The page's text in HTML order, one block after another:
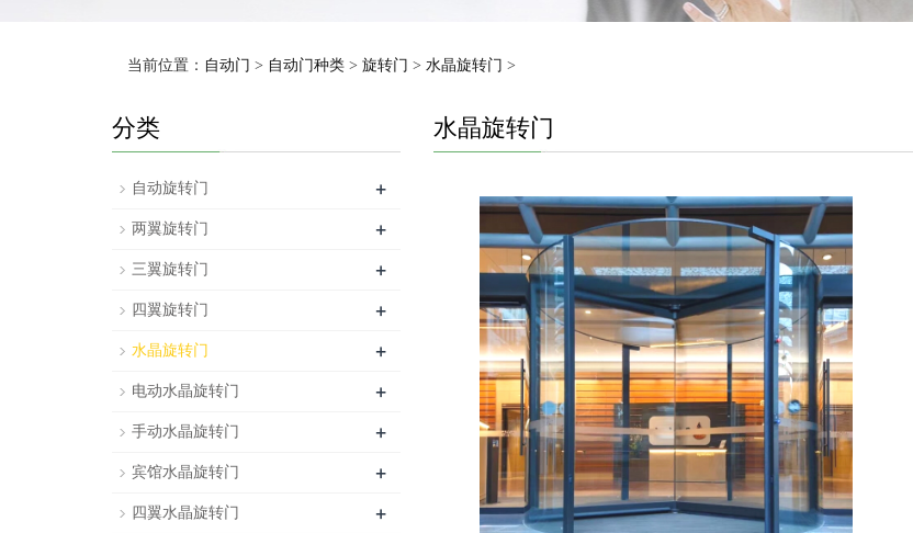
当前位置： 自动门 > 自动门种类 > 旋转门 > 水晶旋转门 >
水晶旋转门
分类
自动旋转门 +
两翼旋转门 +
三翼旋转门 +
四翼旋转门 +
水晶旋转门 +
电动水晶旋转门 +
手动水晶旋转门 +
宾馆水晶旋转门 +
四翼水晶旋转门 +